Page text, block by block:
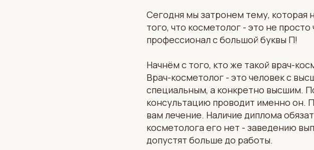
Сегодня мы затронем тему, которая
того, что косметолог - это не
профессионал с большой буквы П!
Начнём с того, кто же такой врач-
Врач-косметолог - это человек с
специальным, а конкретно высшим.
консультацию проводит именно он.
вам лечение. Наличие диплома
косметолога его нет - заведению
допустят больше до работы.